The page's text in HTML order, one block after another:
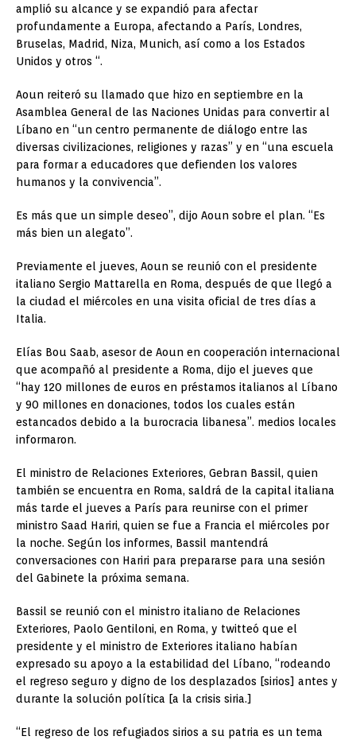
amplió su alcance y se expandió para afectar
profundamente a Europa, afectando a París, Londres,
Bruselas, Madrid, Niza, Munich, así como a los Estados
Unidos y otros “.
Aoun reiteró su llamado que hizo en septiembre en la
Asamblea General de las Naciones Unidas para convertir al
Líbano en “un centro permanente de diálogo entre las
diversas civilizaciones, religiones y razas” y en “una escuela
para formar a educadores que defienden los valores
humanos y la convivencia”.
Es más que un simple deseo”, dijo Aoun sobre el plan. “Es
más bien un alegato”.
Previamente el jueves, Aoun se reunió con el presidente
italiano Sergio Mattarella en Roma, después de que llegó a
la ciudad el miércoles en una visita oficial de tres días a
Italia.
Elías Bou Saab, asesor de Aoun en cooperación internacional
que acompañó al presidente a Roma, dijo el jueves que
“hay 120 millones de euros en préstamos italianos al Líbano
y 90 millones en donaciones, todos los cuales están
estancados debido a la burocracia libanesa”. medios locales
informaron.
El ministro de Relaciones Exteriores, Gebran Bassil, quien
también se encuentra en Roma, saldrá de la capital italiana
más tarde el jueves a París para reunirse con el primer
ministro Saad Hariri, quien se fue a Francia el miércoles por
la noche. Según los informes, Bassil mantendrá
conversaciones con Hariri para prepararse para una sesión
del Gabinete la próxima semana.
Bassil se reunió con el ministro italiano de Relaciones
Exteriores, Paolo Gentiloni, en Roma, y ​​twitteó que el
presidente y el ministro de Exteriores italiano habían
expresado su apoyo a la estabilidad del Líbano, “rodeando
el regreso seguro y digno de los desplazados [sirios] antes y
durante la solución política [a la crisis siria.]
“El regreso de los refugiados sirios a su patria es un tema